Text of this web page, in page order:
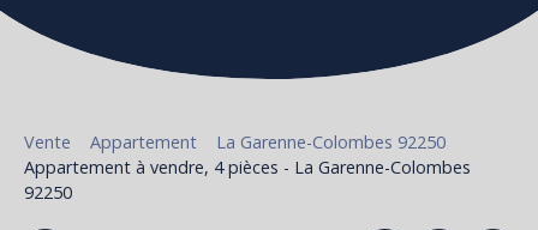
Vente Appartement
La Garenne-Colombes 92250
Appartement à vendre, 4 pièces - La Garenne-Colombes
92250